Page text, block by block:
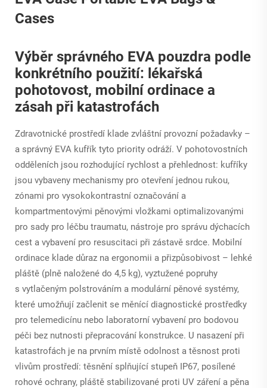
Výběr správného EVA pouzdra podle
konkrétního použití: lékařská
pohotovost, mobilní ordinace a
zásah při katastrofách
Zdravotnické prostředí klade zvláštní provozní požadavky –
a správný EVA kufřík tyto priority odráží. V pohotovostních
odděleních jsou rozhodující rychlost a přehlednost: kufříky
jsou vybaveny mechanismy pro otevření jednou rukou,
zónami pro vysokokontrastní označování a
kompartmentovými pěnovými vložkami optimalizovanými
pro sady pro léčbu traumatu, nástroje pro správu dýchacích
cest a vybavení pro resuscitaci při zástavě srdce. Mobilní
ordinace klade důraz na ergonomii a přizpůsobivost – lehké
pláště (plně naložené do 4,5 kg), vyztužené popruhy
s vytlačeným polstrováním a modulární pěnové systémy,
které umožňují začlenit se měnící diagnostické prostředky
pro telemedicínu nebo laboratorní vybavení pro bodovou
péči bez nutnosti přepracování konstrukce. U nasazení při
katastrofách je na prvním místě odolnost a těsnost proti
vlivům prostředí: těsnění splňující stupeň IP67, posílené
rohové ochrany, pláště stabilizované proti UV záření a pěna